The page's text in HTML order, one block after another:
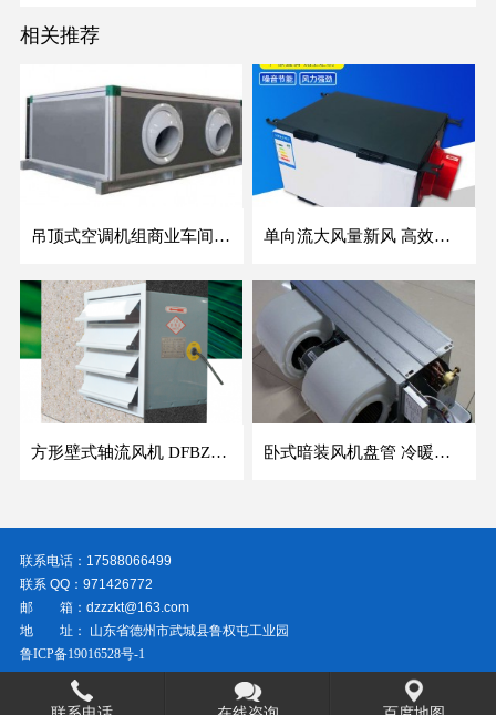
相关推荐
吊顶式空调机组商业车间防爆新风空调器射流冷暖机组 单向流大风量新风 高效除霾全热交换新风机空气净化
方形壁式轴流风机 DFBZ低噪防爆工业XBDZ静音220V/380V壁式边墙风机 卧式暗装风机盘管 冷暖两用盘管系列 明装风盘空调器
联系电话：17588066499
联系 QQ：971426772
邮 箱：dzzzkt@163.com
地 址： 山东省德州市武城县鲁权屯工业园
鲁ICP备19016528号-1